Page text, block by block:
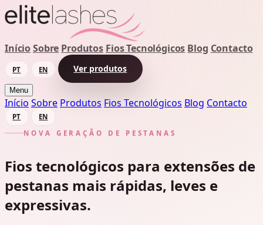
InícioSobre Produtos Fios Tecnológicos Blog Contacto
PT EN Ver produtos
Menu
Início Sobre Produtos Fios Tecnológicos Blog Contacto
PT
EN
NOVA GERAÇÃO DE PESTANAS
Fios tecnológicos para extensões de
pestanas mais rápidas, leves e
expressivas.